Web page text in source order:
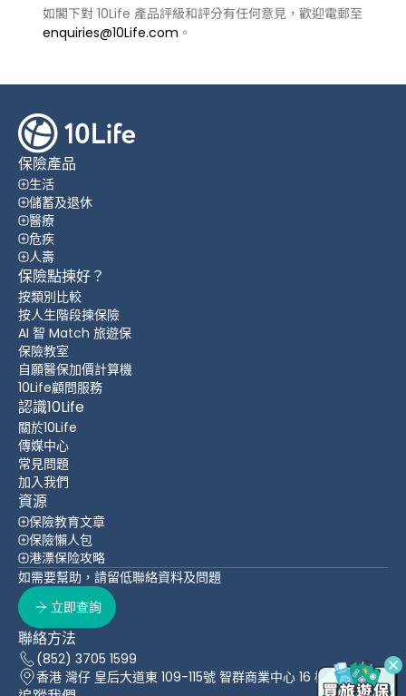
如閣下對 10Life 產品評級和評分有任何意見，歡迎電郵至
enquiries@10Life.com 。
保險產品
生活
儲蓄及退休
醫療
危疾
人壽
保險點揀好？
按類別比較
按人生階段揀保險
AI 智 Match 旅遊保
保險教室
自願醫保加價計算機
10Life顧問服務
認識10Life
關於10Life
傳媒中心
常見問題
加入我們
資源
保險教育文章
保險懶人包
港漂保险攻略
如需要幫助，請留低聯絡資料及問題
立即查詢
聯絡方法
(852) 3705 1599
香港 灣仔 皇后大道東 109-115號 智群商業中心 16 樓